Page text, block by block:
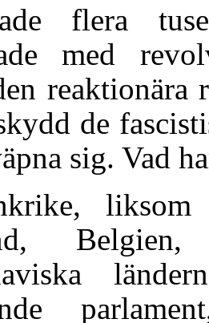
flera
med
reaktionära
de
sig. Vad
liksom